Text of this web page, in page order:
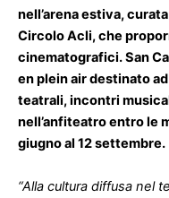
nell’arena estiva,
Circolo Acli, che
cinematografici. San
en plein air destinato
teatrali, incontri
nell’anfiteatro entro le
giugno al 12 settembre.
“Alla cultura diffusa nel